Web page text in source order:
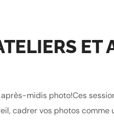
ET
midis photo!Ces
cadrer vos photos comme